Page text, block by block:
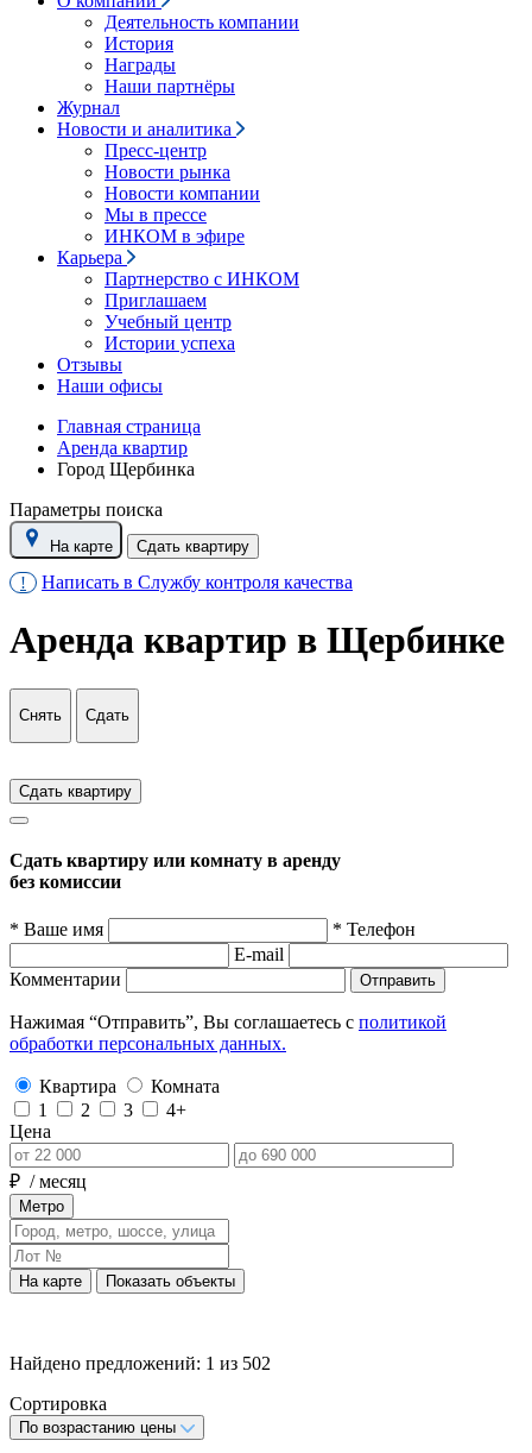
Деятельность компании
История
Награды
Наши партнёры
Журнал
Новости и аналитика
Пресс-центр
Новости рынка
Новости компании
Мы в прессе
ИНКОМ в эфире
Карьера
Партнерство с ИНКОМ
Приглашаем
Учебный центр
Истории успеха
Отзывы
Наши офисы
Главная страница
Аренда квартир
Город Щербинка
Параметры поиска
На карте Сдать квартиру
! Написать в Службу контроля качества
Аренда квартир в Щербинке
Снять Сдать
Сдать квартиру
Сдать квартиру или комнату в аренду
без комиссии
* Ваше имя
* Телефон
E-mail
Комментарии
Отправить
Нажимая “Отправить”, Вы соглашаетесь с политикой
обработки персональных данных.
Квартира
Комната
1
2 3
4+
Цена
₽ / месяц
Метро
На карте Показать объекты
Найдено предложений: 1 из 502
Сортировка
По возрастанию цены